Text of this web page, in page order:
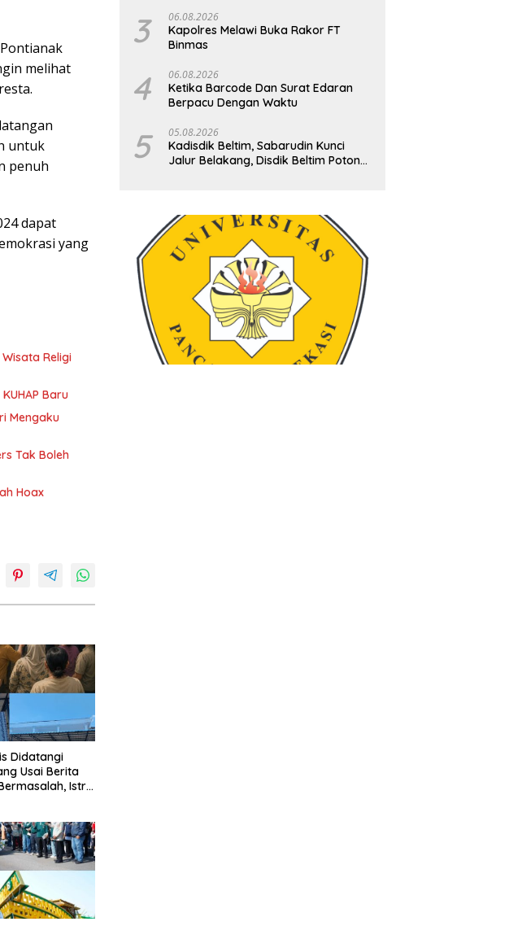
melihat
untuk
penuh
dapat
yang
Religi
Baru
Mengaku
Tak Boleh
Hoax
Didatangi
Usai Berita
Istri
3 06.08.2026
Kapolres Melawi Buka Rakor FT
Binmas
4 06.08.2026
Ketika Barcode Dan Surat Edaran
Berpacu Dengan Waktu
5 05.08.2026
Kadisdik Beltim, Sabarudin Kunci
Jalur Belakang, Disdik Beltim Potong